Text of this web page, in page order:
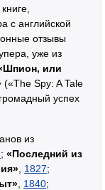
с английской
отзывы
уже из
или
(«The Spy: A Tale
успех
из
; «Последний из
1827;
1840;